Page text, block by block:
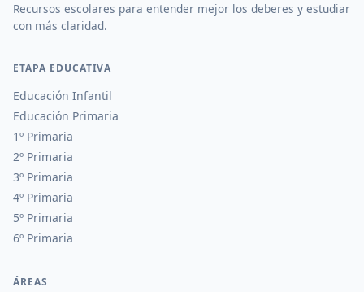
Recursos escolares para entender mejor los deberes y estudiar
con más claridad.
ETAPA EDUCATIVA
Educación Infantil
Educación Primaria
1º Primaria
2º Primaria
3º Primaria
4º Primaria
5º Primaria
6º Primaria
ÁREAS